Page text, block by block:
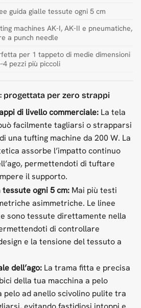
guida gialle tessute ogni 5 cm
machines AK-I, AK-II e pneumatiche,
a punch needle
per 1 tappeto di medie dimensioni
pezzi più piccoli
progettata per zero strappi
di livello commerciale:La tela
facilmente tagliarsi o strapparsi
una tufting machine da 200 W. La
assorbe l’impatto continuo
permettendoti di tuftare
il supporto.
ogni 5 cm:Mai più testi
asimmetriche. Le linee
sono tessute direttamente nella
di controllare
e la tensione del tessuto a
dell’ago:La trama fitta e precisa
della tua macchina a pelo
pelo ad anello scivolino pulite tra